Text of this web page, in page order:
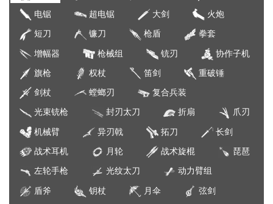
电锯 超电锯 大剑 火炮
短刀 镰刀 枪盾 拳套
增幅器 枪械组 铳刃 协作子机
旗枪 权杖 笛剑 重破锤
剑杖 螳螂刃 复合兵装
光束铳枪 封刃太刀 折扇 爪刃
机械臂 异刃戟 拓刀 长剑
战术耳机 月轮 战术旋棍 琵琶
左轮手枪 光纹太刀 动力臂组
盾斧 钥杖 月伞 弦剑